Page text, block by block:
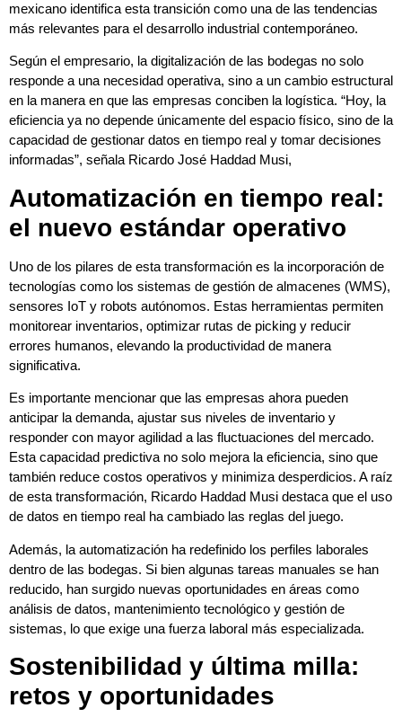
mexicano identifica esta transición como una de las tendencias
más relevantes para el desarrollo industrial contemporáneo.
Según el empresario, la digitalización de las bodegas no solo
responde a una necesidad operativa, sino a un cambio estructural
en la manera en que las empresas conciben la logística. “Hoy, la
eficiencia ya no depende únicamente del espacio físico, sino de la
capacidad de gestionar datos en tiempo real y tomar decisiones
informadas”, señala Ricardo José Haddad Musi,
Automatización en tiempo real:
el nuevo estándar operativo
Uno de los pilares de esta transformación es la incorporación de
tecnologías como los sistemas de gestión de almacenes (WMS),
sensores IoT y robots autónomos. Estas herramientas permiten
monitorear inventarios, optimizar rutas de picking y reducir
errores humanos, elevando la productividad de manera
significativa.
Es importante mencionar que las empresas ahora pueden
anticipar la demanda, ajustar sus niveles de inventario y
responder con mayor agilidad a las fluctuaciones del mercado.
Esta capacidad predictiva no solo mejora la eficiencia, sino que
también reduce costos operativos y minimiza desperdicios. A raíz
de esta transformación, Ricardo Haddad Musi destaca que el uso
de datos en tiempo real ha cambiado las reglas del juego.
Además, la automatización ha redefinido los perfiles laborales
dentro de las bodegas. Si bien algunas tareas manuales se han
reducido, han surgido nuevas oportunidades en áreas como
análisis de datos, mantenimiento tecnológico y gestión de
sistemas, lo que exige una fuerza laboral más especializada.
Sostenibilidad y última milla:
retos y oportunidades